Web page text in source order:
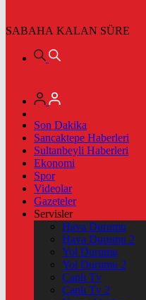
SABAHA KALAN SÜRE
Son Dakika
Sancaktepe Haberleri
Sultanbeyli Haberleri
Ekonomi
Spor
Videolar
Gazeteler
Servisler
Hava Durumu
Hava Durumu 2
Yol Durumu
Yol Durumu 2
Canlı Tv
Canlı Tv 2